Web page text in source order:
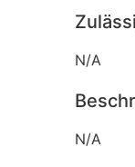
N/A
N/A